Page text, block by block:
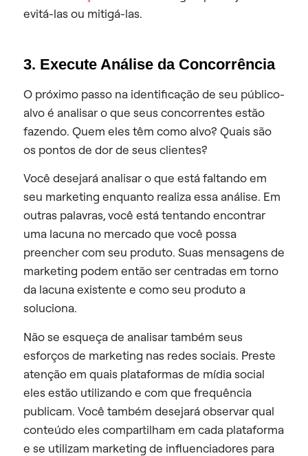
evitá-las ou mitigá-las.
3. Execute Análise da Concorrência
O próximo passo na identificação de seu público-
alvo é analisar o que seus concorrentes estão
fazendo. Quem eles têm como alvo? Quais são
os pontos de dor de seus clientes?
Você desejará analisar o que está faltando em
seu marketing enquanto realiza essa análise. Em
outras palavras, você está tentando encontrar
uma lacuna no mercado que você possa
preencher com seu produto. Suas mensagens de
marketing podem então ser centradas em torno
da lacuna existente e como seu produto a
soluciona.
Não se esqueça de analisar também seus
esforços de marketing nas redes sociais. Preste
atenção em quais plataformas de mídia social
eles estão utilizando e com que frequência
publicam. Você também desejará observar qual
conteúdo eles compartilham em cada plataforma
e se utilizam marketing de influenciadores para